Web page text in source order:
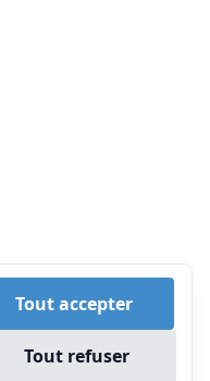
Tout accepter
Tout refuser